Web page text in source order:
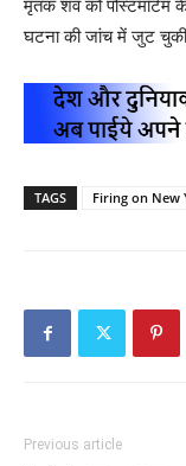
मृतक शव को पोस्टमार्टम
घटना की जांच में जुट
TAGS Firing on New
Previous article